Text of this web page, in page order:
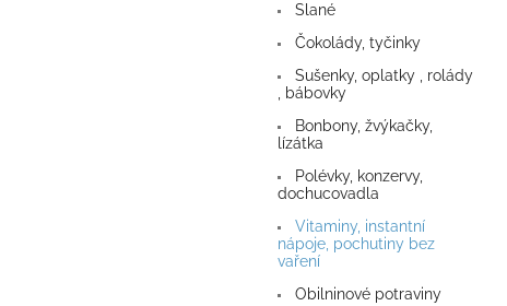
Slané
Čokolády, tyčinky
Sušenky, oplatky , rolády
, bábovky
Bonbony, žvýkačky,
lízátka
Polévky, konzervy,
dochucovadla
Vitaminy, instantní
nápoje, pochutiny bez
vaření
Obilninové potraviny